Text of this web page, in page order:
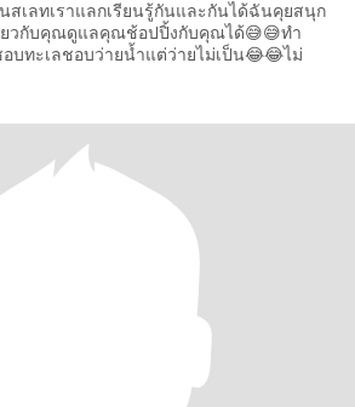
สเลทเราแลกเรียนรู้กันและกันได้ฉันคุยสนุก
ยวกับคุณดูแลคุณช้อปปิ้งกับคุณได้😅😅ทำ
บทะเลชอบว่ายน้ำแต่ว่ายไม่เป็น😂😂ไม่